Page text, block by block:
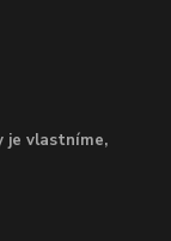
je vlastníme,